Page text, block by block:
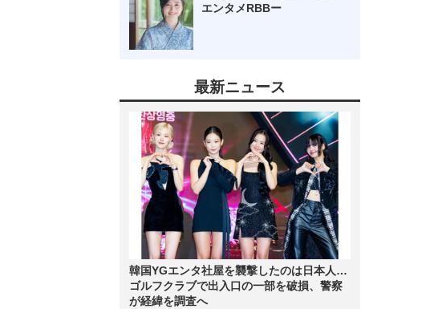
エンタメRBBー
最新ニュース
韓国YGエンタ社屋を襲撃したのは日本人…
ゴルフクラブで出入口の一部を破損、警察
が経緯を調査へ